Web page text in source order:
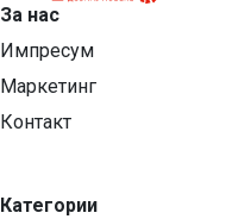
За нас
Импресум
Маркетинг
Контакт
Категории